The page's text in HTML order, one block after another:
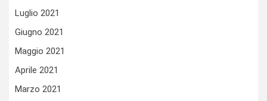
Luglio 2021
Giugno 2021
Maggio 2021
Aprile 2021
Marzo 2021